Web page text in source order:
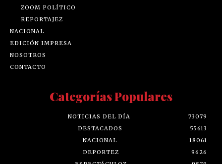
ZOOM POLÍTICO
REPORTAJEZ
NACIONAL
EDICIÓN IMPRESA
NOSOTROS
CONTACTO
Categorías Populares
NOTICIAS DEL DÍA
73079
DESTACADOS
55613
NACIONAL
18061
DEPORTEZ
9626